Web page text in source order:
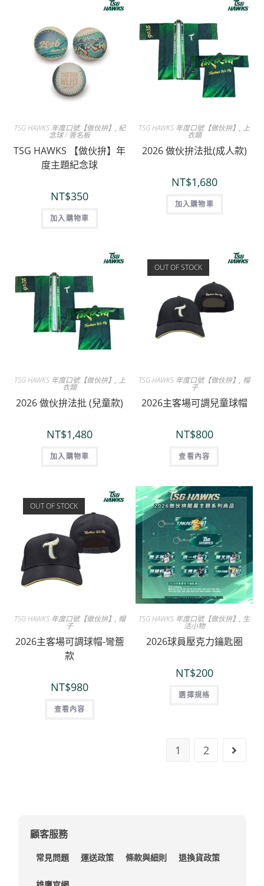
TSG HAWKS 年度口號【做伙拚】 , 紀
念球 / 簽名板
TSG HAWKS 【做伙拚】年
度主題紀念球
NT$350
加入購物車
TSG HAWKS 年度口號【做伙拚】, 上
衣類
2026 做伙拚法批(成人款)
NT$1,680
加入購物車
TSG HAWKS 年度口號【做伙拚】 , 上
衣類
2026 做伙拚法批 (兒童款)
NT$1,480
加入購物車
OUT OF STOCK
TSG HAWKS 年度口號【做伙拚】, 帽
子
2026主客場可調兒童球帽
NT$800
查看內容
OUT OF STOCK
TSG HAWKS 年度口號【做伙拚】 , 帽
子
2026主客場可調球帽-彎簷
款
NT$980
查看內容
TSG HAWKS 年度口號【做伙拚】, 生
活小物
2026球員壓克力鑰匙圈
NT$200
選擇規格
1 2
顧客服務
常見問題 運送政策 條款與細則 退換貨政策